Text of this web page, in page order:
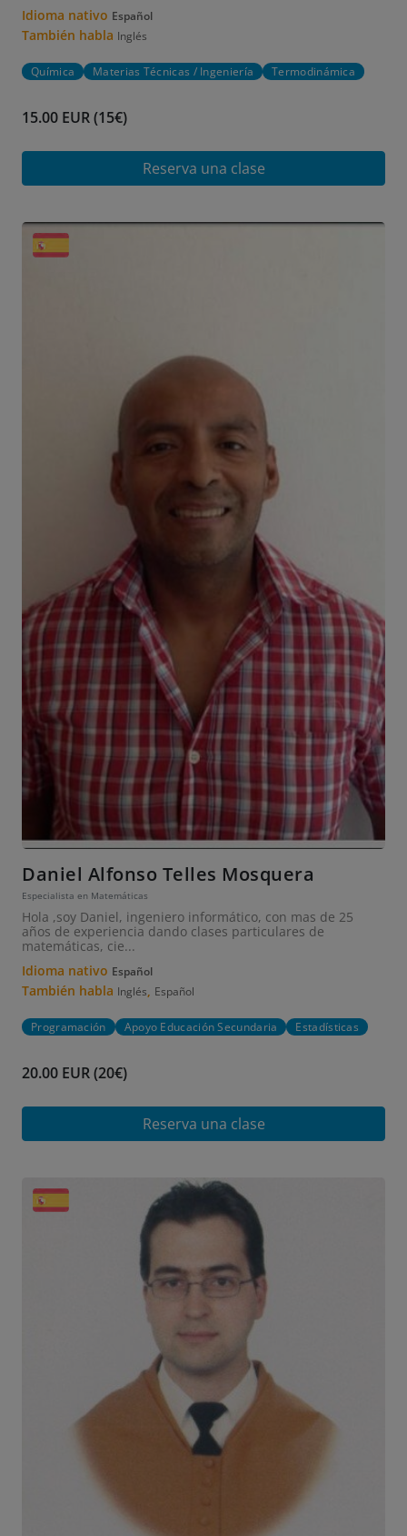
Idioma nativo Español
También habla Inglés
Química Materias Técnicas / Ingeniería Termodinámica
15.00 EUR (15€)
Reserva una clase
Daniel Alfonso Telles Mosquera
Especialista en Matemáticas
Hola ,soy Daniel, ingeniero informático, con mas de 25
años de experiencia dando clases particulares de
matemáticas, cie...
Idioma nativo Español
También habla Inglés Español
Programación Apoyo Educación Secundaria Estadísticas
20.00 EUR (20€)
Reserva una clase